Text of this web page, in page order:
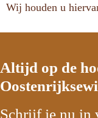
Wij houden u
Altijd op de
Schrijf je nu in